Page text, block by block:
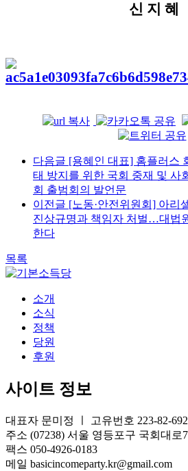
신 지 혜
다음글 [용혜인 대표] 홈플러스
태 방지를 위한 국회 중재 및 사
회 출범회의 발언문
이전글 [노동·안전위원회] 아리
진상규명과 책임자 처벌…대법
한다
목록
소개
소식
정책
당원
후원
사이트 정보
대표자 문미정 ㅣ 고유번호 223-82-
주소 (07238) 서울 영등포구 국회대로
팩스 050-4926-0183
메일 basicincomeparty.kr@gmail.com